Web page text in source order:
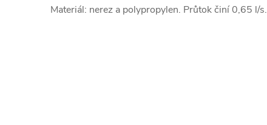
Materiál: nerez a polypropylen. Průtok činí 0,65 l/s.